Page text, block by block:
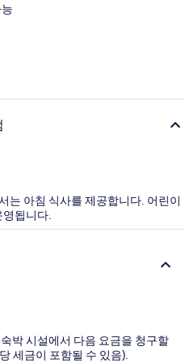
는 아침 식사를 제공합니다. 어린이
됩니다.
박 시설에서 다음 요금을 청구할
세금이 포함될 수 있음).